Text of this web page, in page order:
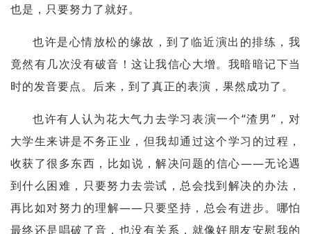
也是，只要努力了就好。
也许是心情放松的缘故，到了临近演出的排练，我
竟然有几次没有破音！这让我信心大增。我暗暗记下当
时的发音要点。后来，到了真正的表演，果然成功了。
也许有人认为花大气力去学习表演一个“渣男”，对
大学生来讲是不务正业，但我却通过这个学习的过程，
收获了很多东西，比如说，解决问题的信心——无论遇
到什么困难，只要努力去尝试，总会找到解决的办法，
再比如对努力的理解——只要坚持，总会有进步。哪怕
最终还是唱破了音，也没有关系，就像好朋友安慰我的